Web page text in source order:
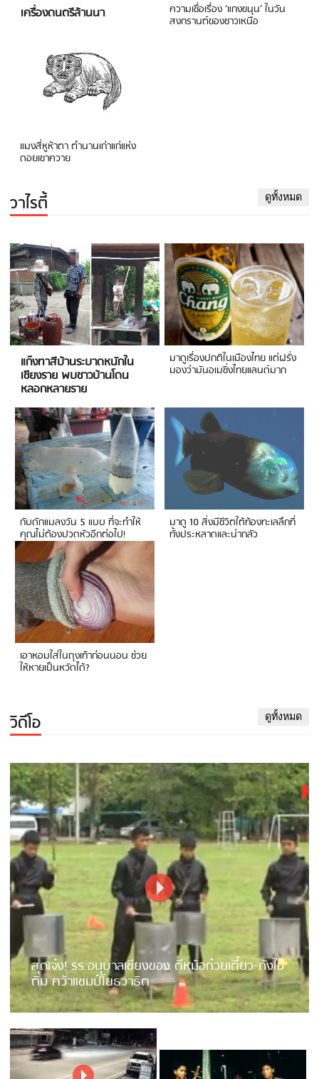
เครื่องดนตรีล้านนา ความเชื่อเรื่อง ‘แกงขนุน’ ในวัน
สงกรานต์ของชาวเหนือ
แมงสี่หูห้าตา ตำนานเก่าแก่แห่ง
ดอยเขาควาย
วาไรตี้ ดูทั้งหมด
แก๊งทาสีบ้านระบาดหนักใน
เชียงราย พบชาวบ้านโดน
หลอกหลายราย
มาดูเรื่องปกติในเมืองไทย แต่ฝรั่ง
มองว่ามันอเมซิ่งไทยแลนด์มาก
กับดักแมลงวัน 5 แบบ ที่จะทำให้
คุณไม่ต้องปวดหัวอีกต่อไป!
มาดู 10 สิ่งมีชีวิตใต้ท้องทะเลลึกที่
ทั้งประหลาดและน่ากลัว
เอาหอมใส่ในถุงเท้าก่อนนอน ช่วย
ให้หายเป็นหวัดได้?
วิดีโอ ดูทั้งหมด
สุดเจ๋ง! รร.อนุบาลเชียงของ ตีหม้อก๋วยเตี๋ยว-ถังไอ
ติม คว้าแชมป์โยธวาธิต